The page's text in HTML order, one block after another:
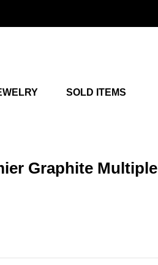
SOLD ITEMS
Graphite Multiple